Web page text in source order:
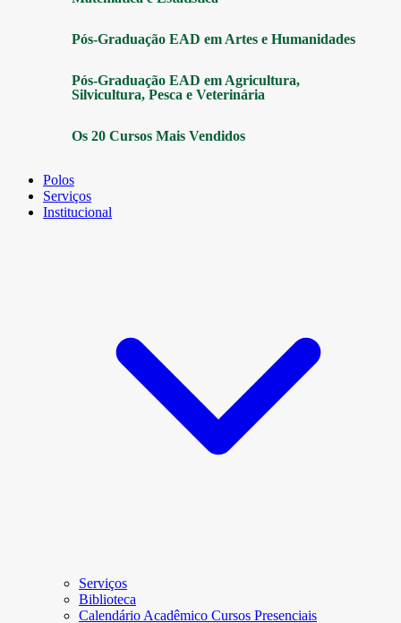
Pós-Graduação EAD em Artes e Humanidades
Pós-Graduação EAD em Agricultura,
Silvicultura, Pesca e Veterinária
Os 20 Cursos Mais Vendidos
Polos
Serviços
Institucional
Serviços
Biblioteca
Calendário Acadêmico Cursos Presenciais